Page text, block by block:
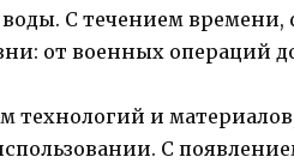
С течением времени,
от военных операций
технологий и
С